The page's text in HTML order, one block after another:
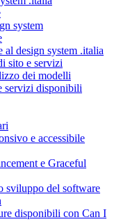
system
design system .italia
sito e servizi
dei modelli
servizi disponibili
e accessibile
e Graceful
sviluppo del software
disponibili con Can I